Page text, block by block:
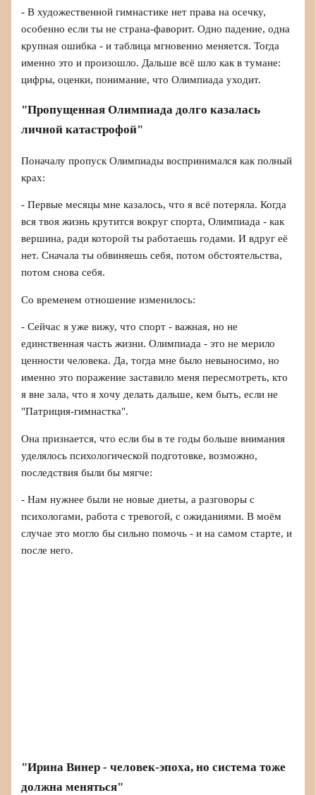
- В художественной гимнастике нет права на осечку,
особенно если ты не страна-фаворит. Одно падение, одна
крупная ошибка - и таблица мгновенно меняется. Тогда
именно это и произошло. Дальше всё шло как в тумане:
цифры, оценки, понимание, что Олимпиада уходит.
"Пропущенная Олимпиада долго казалась
личной катастрофой"
Поначалу пропуск Олимпиады воспринимался как полный
крах:
- Первые месяцы мне казалось, что я всё потеряла. Когда
вся твоя жизнь крутится вокруг спорта, Олимпиада - как
вершина, ради которой ты работаешь годами. И вдруг её
нет. Сначала ты обвиняешь себя, потом обстоятельства,
потом снова себя.
Со временем отношение изменилось:
- Сейчас я уже вижу, что спорт - важная, но не
единственная часть жизни. Олимпиада - это не мерило
ценности человека. Да, тогда мне было невыносимо, но
именно это поражение заставило меня пересмотреть, кто
я вне зала, что я хочу делать дальше, кем быть, если не
"Патриция-гимнастка".
Она признается, что если бы в те годы больше внимания
уделялось психологической подготовке, возможно,
последствия были бы мягче:
- Нам нужнее были не новые диеты, а разговоры с
психологами, работа с тревогой, с ожиданиями. В моём
случае это могло бы сильно помочь - и на самом старте, и
после него.
"Ирина Винер - человек-эпоха, но система тоже
должна меняться"